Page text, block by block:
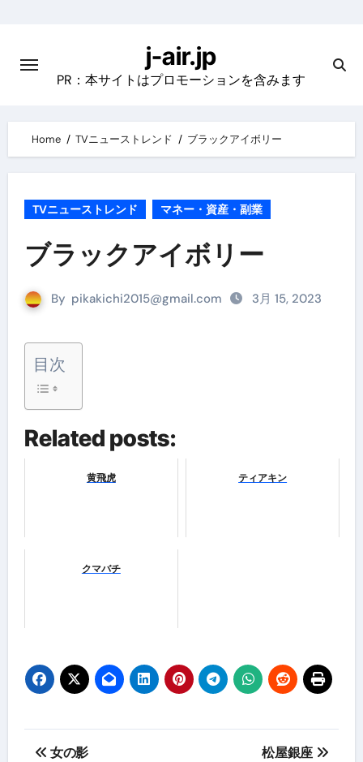
content
j-air.jp
PR：本サイトはプロモーションを含みます
Home TVニューストレンド ブラックアイボリー
TVニューストレンド マネー・資産・副業
ブラックアイボリー
By pikakichi2015@gmail.com 3月 15, 2023
目次
Related posts:
黄飛虎 ティアキン
クマバチ
投 女の影 松屋銀座